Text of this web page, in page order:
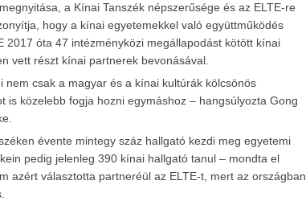
a Kínai Tanszék népszerűsége és az ELTE-re
hogy a kínai egyetemekkel való együttműködés
2017 óta 47 intézményközi megállapodást kötött kínai
vett részt kínai partnerek bevonásával.
csak a magyar és a kínai kultúrák kölcsönös
közelebb fogja hozni egymáshoz – hangsúlyozta Gong
évente mintegy száz hallgató kezdi meg egyetemi
pedig jelenleg 390 kínai hallgató tanul – mondta el
azért választotta partneréül az ELTE-t, mert az országban